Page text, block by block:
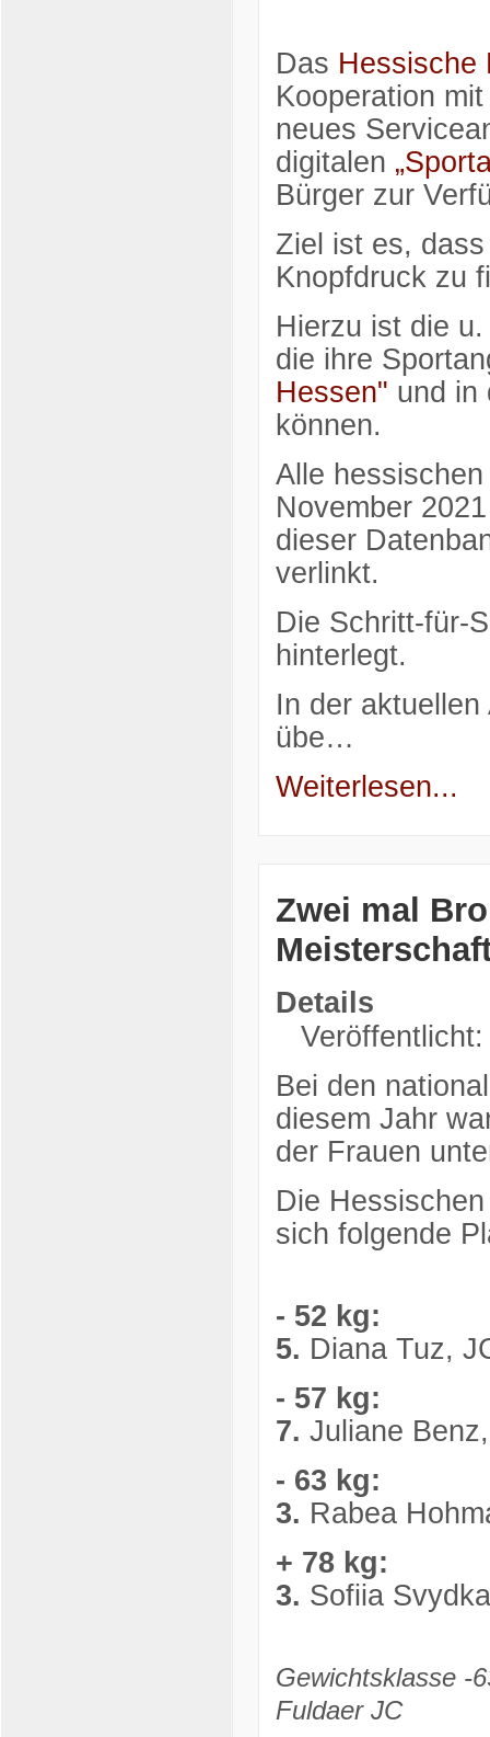
Das Hessische
Kooperation
neues
digitalen
Bürger zur
Ziel ist es,
Knopfdruck zu
Hierzu ist die
die ihre
Hessen" und in
können.
Alle
November
dieser
verlinkt.
Die Schritt-für-
hinterlegt.
In der
übe…
Weiterlesen...
Zwei mal
Details
Bei den
diesem Jahr
der Frauen
Die
sich folgende
- 52 kg:
5. Diana Tuz,
- 57 kg:
7. Juliane
- 63 kg:
3. Rabea
+ 78 kg:
3. Sofiia
Gewichtsklasse -
Fuldaer JC